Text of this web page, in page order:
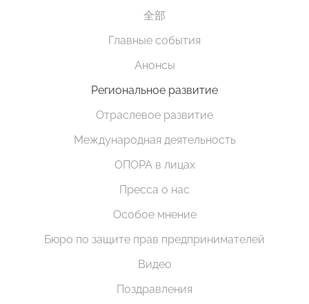
全部
Главные события
Анонсы
Региональное развитие
Отраслевое развитие
Международная деятельность
ОПОРА в лицах
Пресса о нас
Особое мнение
Бюро по защите прав предпринимателей
Видео
Поздравления